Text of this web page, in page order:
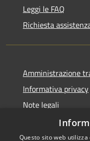
Leggi le FAQ
Richiesta
Amministrazione
Informativa privacy
Note legali
Dichiarazione di
Questo sito web